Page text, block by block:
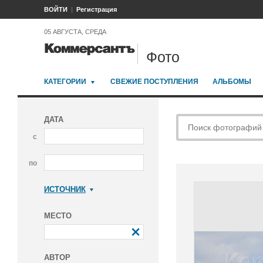
ВОЙТИ Регистрация
05 АВГУСТА, СРЕДА
Фото
КАТЕГОРИИ СВЕЖИЕ ПОСТУПЛЕНИЯ АЛЬБОМЫ
ДАТА
с
по
ИСТОЧНИК
МЕСТО
АВТОР